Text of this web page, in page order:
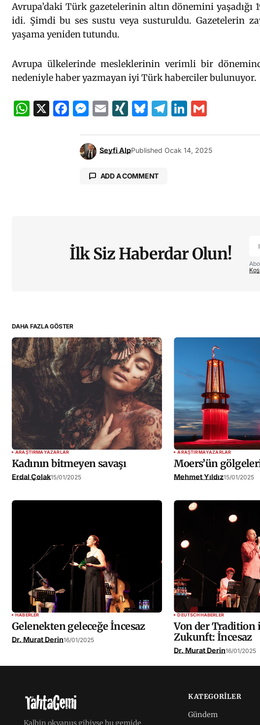
Avrupa’daki Türk gazetelerinin altın dönemini
idi. Şimdi bu ses sustu veya susturuldu. Gazetelerin
yaşama yeniden tutundu.
Avrupa ülkelerinde mesleklerinin verimli bir
nedeniyle haber yazmayan iyi Türk haberciler bulunuyor.
WhatsApp
X Facebook
Messenger
Email
XINGBluesky
Telegram
LinkedIn
Seyfi AlpPublished Ocak 14, 2025
ADD A COMMENT
Yorumunuz*
Daha sonraki yorumlarımda kullanılması için
adım, e-posta adresim ve site adresim bu
tarayıcıya kaydedilsin.
YORUMU GÖNDER
İlk Siz Haberdar Olun!
DAHA FAZLA GÖSTER
ARAŞTIRMAYAZARLAR
Kadının bitmeyen savaşı
Erdal Çolak15/01/2025
ARAŞTIRMAYAZARLAR
Moers’ün
Mehmet Yıldız15/01/2025
HABERLER
Gelenekten geleceğe İncesaz
Dr. Murat Derin16/01/2025
DEUTSCHHABERLER
Von der Tradition
Zukunft: İncesaz
Dr. Murat Derin16/01/2025
Kalbin okyanus gibiyse bu gemide
KATEGORILER
Gündem